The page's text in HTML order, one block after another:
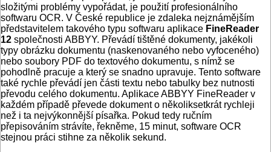
složitými problémy vypořádat, je použití profesionálního
softwaru OCR. V České republice je zdaleka nejznámějším
představitelem takového typu softwaru aplikace FineReader
12 společnosti ABBYY. Převádí tištěné dokumenty, jakékoli
typy obrázku dokumentu (naskenovaného nebo vyfoceného)
nebo soubory PDF do textového dokumentu, s nímž se
pohodlně pracuje a který se snadno upravuje. Tento software
také rychle převádí jen části textu nebo tabulky bez nutnosti
převodu celého dokumentu. Aplikace ABBYY FineReader v
každém případě převede dokument o několiksetkrát rychleji
než i ta nejvýkonnější písařka. Pokud tedy ručním
přepisováním strávíte, řekněme, 15 minut, software OCR
stejnou práci stihne za několik sekund.